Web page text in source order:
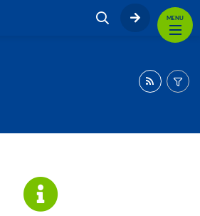
MENU